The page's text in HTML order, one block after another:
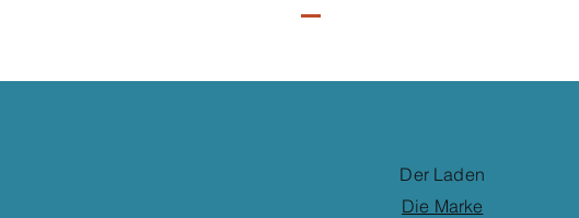
Der Laden
Die Marke